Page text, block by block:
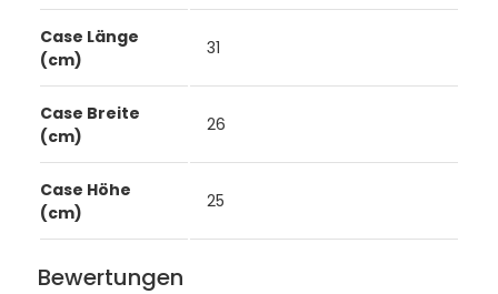
Case Länge
(cm)
31
Case Breite
(cm)
26
Case Höhe
(cm)
25
Bewertungen